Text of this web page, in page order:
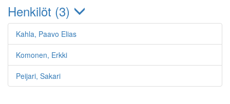
Henkilöt (3)
Kahla, Paavo Elias
Komonen, Erkki
Peijari, Sakari